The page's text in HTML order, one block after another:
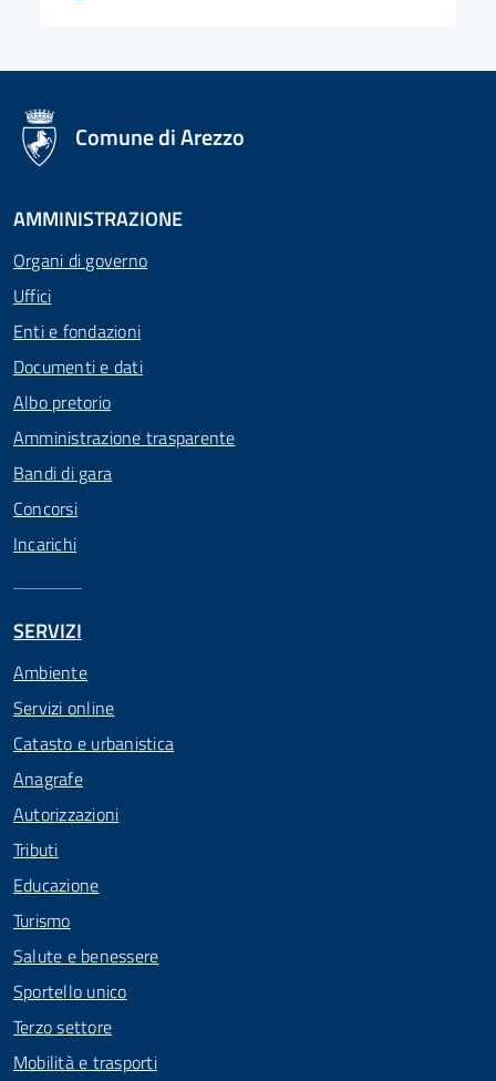
logo Unione Europea
Comune di Arezzo
AMMINISTRAZIONE
Organi di governo
Uffici
Enti e fondazioni
Documenti e dati
Albo pretorio
Amministrazione trasparente
Bandi di gara
Concorsi
Incarichi
SERVIZI
Ambiente
Servizi online
Catasto e urbanistica
Anagrafe
Autorizzazioni
Tributi
Educazione
Turismo
Salute e benessere
Sportello unico
Terzo settore
Mobilità e trasporti